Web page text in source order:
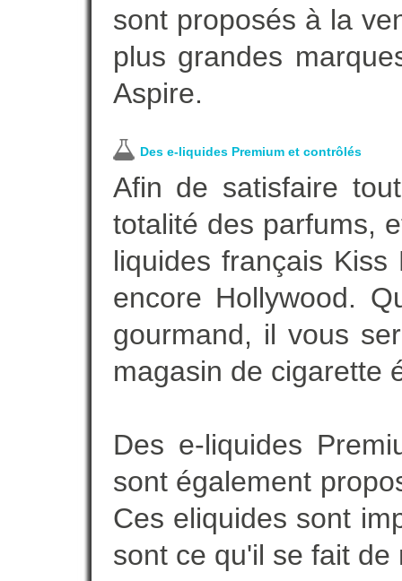
sont proposés à la
plus grandes
Aspire.
Des e-liquides Premium et contrôlés
Afin de satisfaire
totalité des parfums,
liquides français
encore Hollywood.
gourmand, il vous
magasin de cigarette
Des e-liquides
sont également
Ces eliquides sont
sont ce qu'il se fait